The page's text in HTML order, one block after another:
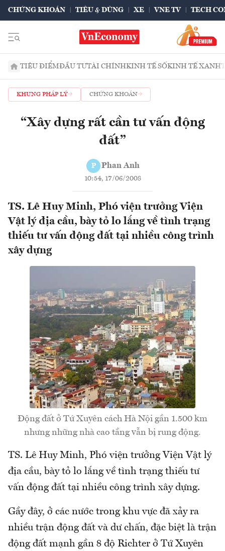
CHỨNG KHOÁN TIÊU & DÙNG XE VNE TV TECH
TIÊU ĐIỂMĐẦU TƯTÀI CHÍNHKINH TẾ SỐKINH TẾ XANH
KHUNG PHÁP LÝ CHỨNG KHOÁN
“Xây dựng rất cần tư vấn động
đất”
P Phan Anh
10:54, 17/06/2008
TS. Lê Huy Minh, Phó viện trưởng Viện
Vật lý địa cầu, bày tỏ lo lắng về tình trạng
thiếu tư vấn động đất tại nhiều công trình
xây dựng
Động đất ở Tứ Xuyên cách Hà Nội gần 1.500 km
nhưng những nhà cao tầng vẫn bị rung động.
TS. Lê Huy Minh, Phó viện trưởng Viện Vật lý
địa cầu, bày tỏ lo lắng về tình trạng thiếu tư
vấn động đất tại nhiều công trình xây dựng.
Gầy đây, ở các nước trong khu vực đã xảy ra
nhiều trận động đất và dư chấn, đặc biệt là trận
động đất mạnh gần 8 độ Richter ở Tứ Xuyên